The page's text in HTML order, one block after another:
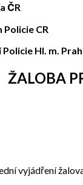
ČR
CR
Hl. m.
ŽALOBA
vyjádření